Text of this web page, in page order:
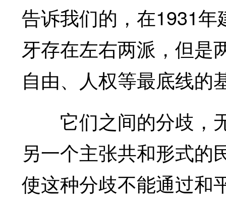
告诉我们的，在1931
牙存在左右两派，但是
自由、人权等最底线的
它们之间的分歧，
另一个主张共和形式的
使这种分歧不能通过和